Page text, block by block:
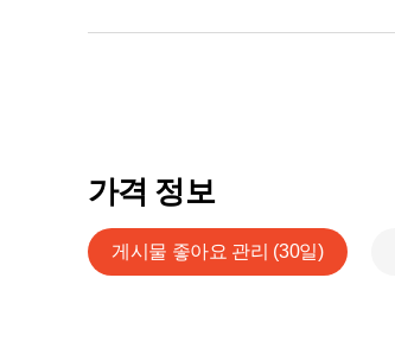
가격 정보
게시물 좋아요 관리 (30일)